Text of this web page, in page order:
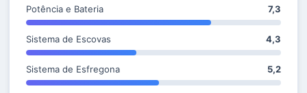
Potência e Bateria 7,3
Sistema de Escovas 4,3
Sistema de Esfregona 5,2